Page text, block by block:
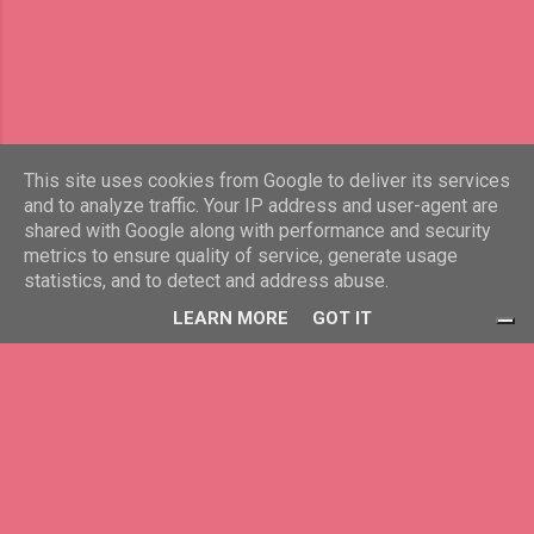
между всички животи във вечността,
когато хората се срещат, но не винаги се
избират. Понеже тези дни беше така
нареченото Плутонско казими за
седмицата на 20.01.2025, което си е
сериозно нещо що се отнася до
любовните, и не само отношениял Нещо
се замислих за някои позараснали мои
Предоставено от Blogger
This site uses cookies from Google to deliver its services
and to analyze traffic. Your IP address and user-agent are
shared with Google along with performance and security
metrics to ensure quality of service, generate usage
statistics, and to detect and address abuse.
LEARN MORE GOT IT